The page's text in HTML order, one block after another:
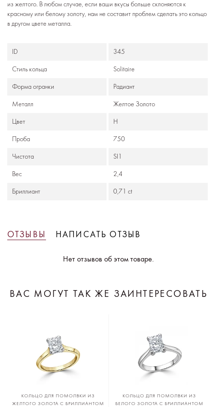
из желтого. В любом случае, если ваши вкусы больше склоняются к
красному или белому золоту, нам не составит проблем сделать это кольцо
в другом цвете металла.
ID 345
Стиль кольца Solitaire
Формa огранки Радиант
Металл Желтое Золото
Цвет H
Проба 750
Чистота SI1
Вес 2,4
Бриллиант 0,71 ct
ОТЗЫВЫ НАПИСАТЬ ОТЗЫВ
Нет отзывов об этом товаре.
ВАС МОГУТ ТАК ЖЕ ЗАИНТЕРЕСОВАТЬ
КОЛЬЦО ДЛЯ ПОМОЛВКИ ИЗ
ЖЕЛТОГО ЗОЛОТА С БРИЛЛИАНТОМ
КОЛЬЦО ДЛЯ ПОМОЛВКИ ИЗ
БЕЛОГО ЗОЛОТА С БРИЛЛИАНТОМ